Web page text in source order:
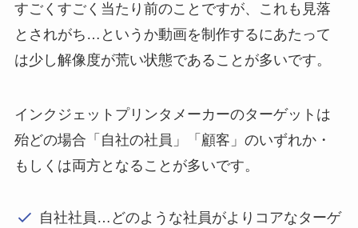
すごくすごく当たり前のことですが、これも見落
とされがち…というか動画を制作するにあたって
は少し解像度が荒い状態であることが多いです。
インクジェットプリンタメーカーのターゲットは
殆どの場合「自社の社員」「顧客」のいずれか・
もしくは両方となることが多いです。
自社社員…どのような社員がよりコアなターゲ